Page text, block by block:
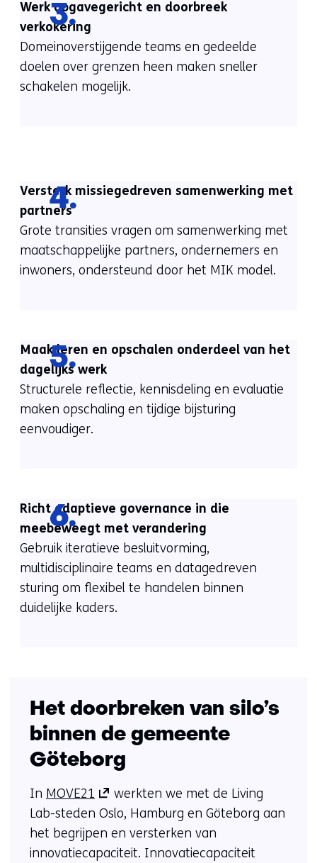
3.
Werk opgavegericht en doorbreek
verkokering
Domeinoverstijgende teams en gedeelde
doelen over grenzen heen maken sneller
schakelen mogelijk.
4.
Versterk missiegedreven samenwerking met
partners
Grote transities vragen om samenwerking met
maatschappelijke partners, ondernemers en
inwoners, ondersteund door het MIK model.
5.
Maak leren en opschalen onderdeel van het
dagelijks werk
Structurele reflectie, kennisdeling en evaluatie
maken opschaling en tijdige bijsturing
eenvoudiger.
6.
Richt adaptieve governance in die
meebeweegt met verandering
Gebruik iteratieve besluitvorming,
multidisciplinaire teams en datagedreven
sturing om flexibel te handelen binnen
duidelijke kaders.
Het doorbreken van silo’s
binnen de gemeente
Göteborg
In MOVE21 (opent
in
nieuw
venster)
werkten we met de Living
Lab-steden Oslo, Hamburg en Göteborg aan
het begrijpen en versterken van
innovatiecapaciteit. Innovatiecapaciteit